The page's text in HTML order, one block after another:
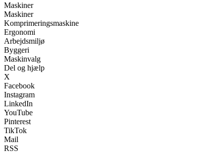
Maskiner
Maskiner
Komprimeringsmaskine
Ergonomi
Arbejdsmiljø
Byggeri
Maskinvalg
Del og hjælp
X
Facebook
Instagram
LinkedIn
YouTube
Pinterest
TikTok
Mail
RSS